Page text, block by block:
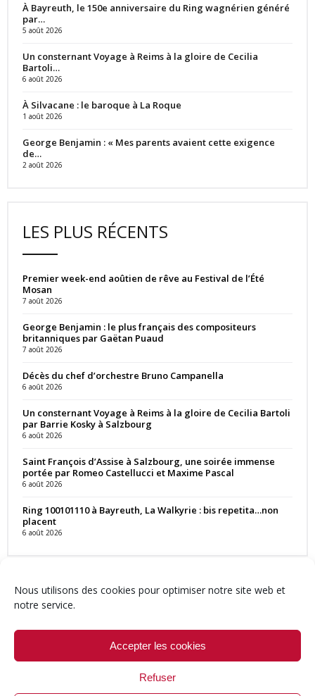
Nous utilisons des cookies pour optimiser notre site web et
notre service.
Accepter les cookies
Refuser
À Bayreuth, le 150e anniversaire du Ring wagnérien généré
par…
5 août 2026
Un consternant Voyage à Reims à la gloire de Cecilia
Bartoli…
6 août 2026
À Silvacane : le baroque à La Roque
1 août 2026
George Benjamin : « Mes parents avaient cette exigence
de…
2 août 2026
LES PLUS RÉCENTS
Premier week-end aoûtien de rêve au Festival de l’Été
Mosan
7 août 2026
George Benjamin : le plus français des compositeurs
britanniques par Gaëtan Puaud
7 août 2026
Décès du chef d’orchestre Bruno Campanella
6 août 2026
Un consternant Voyage à Reims à la gloire de Cecilia Bartoli
par Barrie Kosky à Salzbourg
6 août 2026
Saint François d’Assise à Salzbourg, une soirée immense
portée par Romeo Castellucci et Maxime Pascal
6 août 2026
Ring 100101110 à Bayreuth, La Walkyrie : bis repetita…non
placent
6 août 2026